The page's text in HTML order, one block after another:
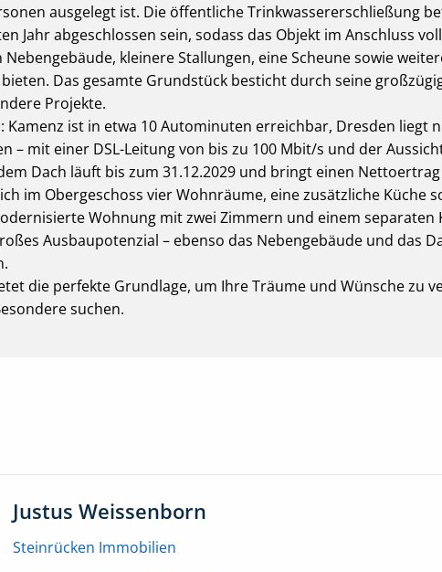
ausgelegt ist. Die öffentliche Trinkwassererschließung
Jahr abgeschlossen sein, sodass das Objekt im Anschluss
kleinere Stallungen, eine Scheune sowie
Das gesamte Grundstück besticht durch seine
Projekte.
ist in etwa 10 Autominuten erreichbar, Dresden liegt
– mit einer DSL-Leitung von bis zu 100 Mbit/s und der
Dach läuft bis zum 31.12.2029 und bringt einen
im Obergeschoss vier Wohnräume, eine zusätzliche Küche
Wohnung mit zwei Zimmern und einem
Ausbaupotenzial – ebenso das Nebengebäude und das
die perfekte Grundlage, um Ihre Träume und Wünsche zu
suchen.
Justus Weissenborn
Steinrücken Immobilien